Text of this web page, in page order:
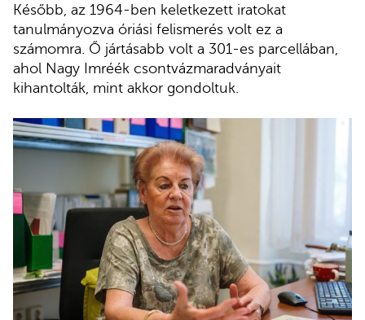
Később, az 1964-ben keletkezett iratokat
tanulmányozva óriási felismerés volt ez a
számomra. Ő jártásabb volt a 301-es parcellában,
ahol Nagy Imréék csontvázmaradványait
kihantolták, mint akkor gondoltuk.